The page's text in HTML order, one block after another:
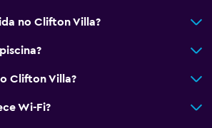
no Clifton Villa?
Clifton Villa?
Wi-Fi?